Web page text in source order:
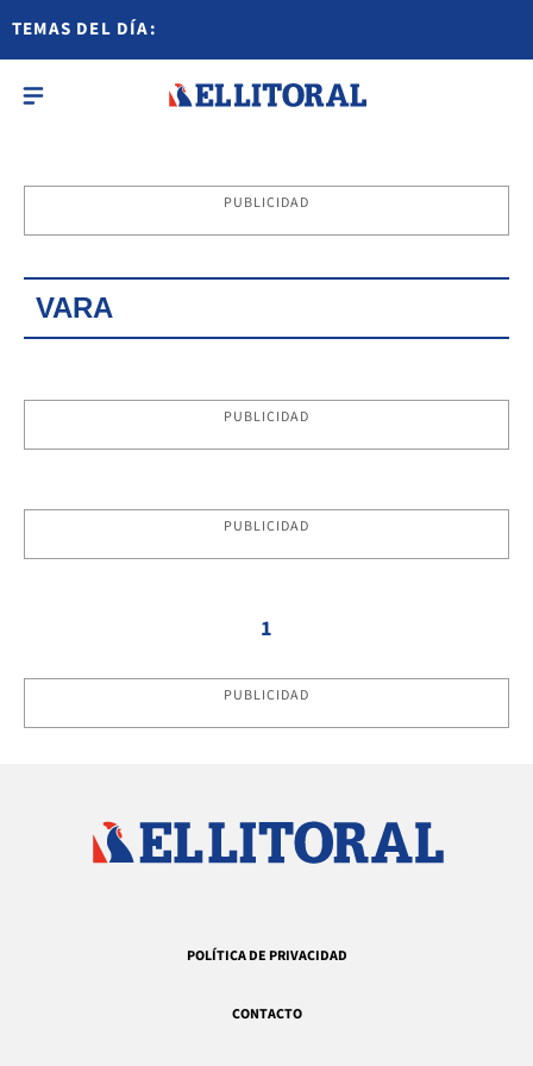
TEMAS DEL DÍA:
PUBLICIDAD
VARA
PUBLICIDAD
PUBLICIDAD
1
PUBLICIDAD
POLÍTICA DE PRIVACIDAD
CONTACTO